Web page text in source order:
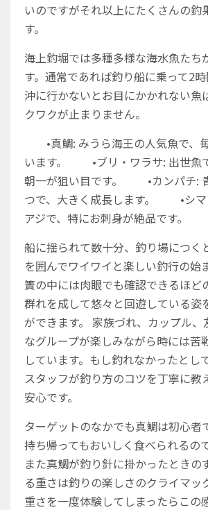
いのですがそれ以上にたくさんの釣
す。
海上釣堀では多種多様な海水魚たち
す。通常であれば釣り船に乗って2
沖に行かないとお目にかかれない魚
クワクが止まりません。
•真鯛: みうら海王の人気魚で、
います。
•ブリ・ワラサ: 出世魚
朝一が狙い目です。
•カンパチ:
つで、大きく成長します。
•シマ
アジで、特にお刺身が絶品です。
船に揺られて数十分、釣り場につく
を囲んでワイワイと楽しい釣行の始
簀の中には肉眼でも確認できるほど
群れを成して悠々と回遊している姿
ができます。
家族づれ、カップル、
なグループが楽しみながら時には苦
しています。もし釣れなかったとし
スタッフが釣り方のコツを丁寧に教
安心です。
ターゲットのなかでも真鯛は初心者
持ち帰ってもおいしく食べられるの
また真鯛が釣り針に掛かったときの
る重さは釣りの楽しさのクライマッ
重さを一度体験してしまったらこの